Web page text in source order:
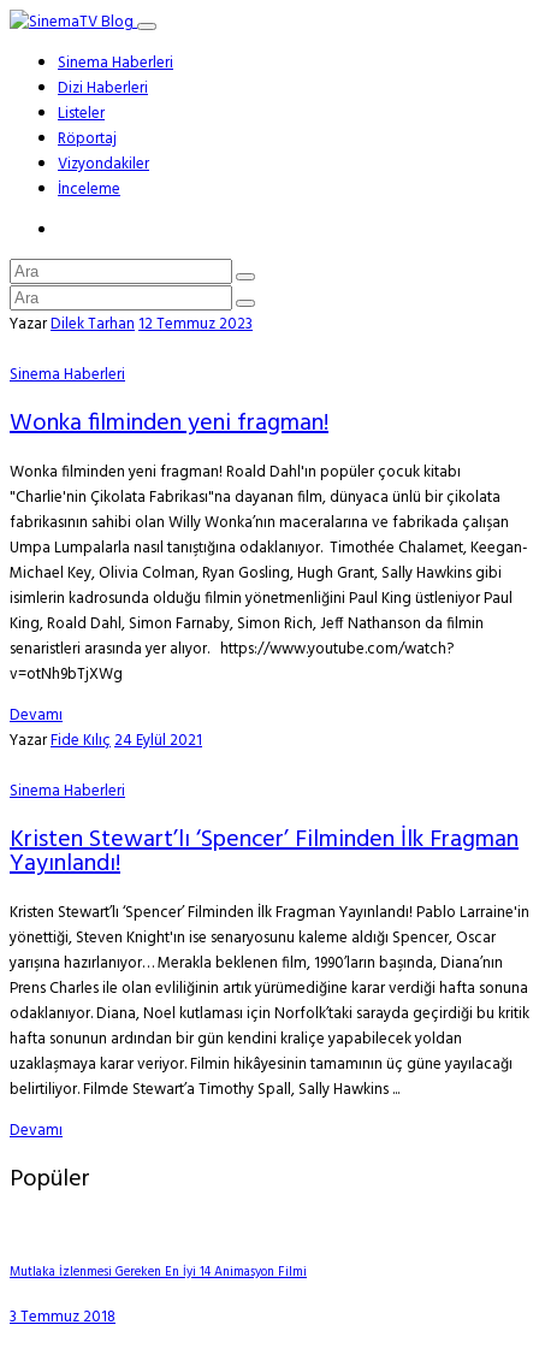
Sinema Haberleri
Dizi Haberleri
Listeler
Röportaj
Vizyondakiler
İnceleme
YazarDilek Tarhan12 Temmuz 2023
Sinema Haberleri
Wonka filminden yeni fragman!
Wonka filminden yeni fragman! Roald Dahl'ın popüler çocuk kitabı
"Charlie'nin Çikolata Fabrikası"na dayanan film, dünyaca ünlü bir çikolata
fabrikasının sahibi olan Willy Wonka’nın maceralarına ve fabrikada çalışan
Umpa Lumpalarla nasıl tanıştığına odaklanıyor. Timothée Chalamet, Keegan-
Michael Key, Olivia Colman, Ryan Gosling, Hugh Grant, Sally Hawkins gibi
isimlerin kadrosunda olduğu filmin yönetmenliğini Paul King üstleniyor Paul
King, Roald Dahl, Simon Farnaby, Simon Rich, Jeff Nathanson da filmin
senaristleri arasında yer alıyor. https://www.youtube.com/watch?
v=otNh9bTjXWg
Devamı
YazarFide Kılıç24 Eylül 2021
Sinema Haberleri
Kristen Stewart’lı ‘Spencer’ Filminden İlk Fragman
Yayınlandı!
Kristen Stewart’lı ‘Spencer’ Filminden İlk Fragman Yayınlandı! Pablo Larraine'in
yönettiği, Steven Knight'ın ise senaryosunu kaleme aldığı Spencer, Oscar
yarışına hazırlanıyor… Merakla beklenen film, 1990’ların başında, Diana’nın
Prens Charles ile olan evliliğinin artık yürümediğine karar verdiği hafta sonuna
odaklanıyor. Diana, Noel kutlaması için Norfolk’taki sarayda geçirdiği bu kritik
hafta sonunun ardından bir gün kendini kraliçe yapabilecek yoldan
uzaklaşmaya karar veriyor. Filmin hikâyesinin tamamının üç güne yayılacağı
belirtiliyor. Filmde Stewart’a Timothy Spall, Sally Hawkins ...
Devamı
Popüler
Mutlaka İzlenmesi Gereken En İyi 14 Animasyon Filmi
3 Temmuz 2018